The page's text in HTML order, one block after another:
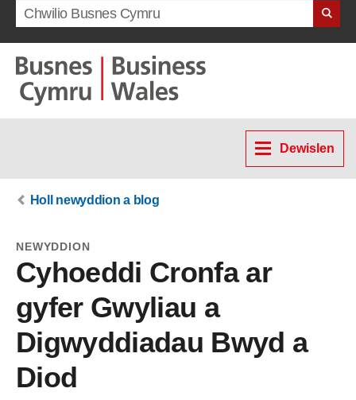
Search term
Dewislen
Holl newyddion a blog
NEWYDDION
Cyhoeddi Cronfa ar
gyfer Gwyliau a
Digwyddiadau Bwyd a
Diod